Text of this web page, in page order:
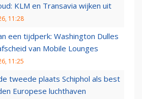
KLM en Transavia wijken uit
11:28
een tijdperk: Washington Dulles
van Mobile Lounges
11:25
tweede plaats Schiphol als best
Europese luchthaven